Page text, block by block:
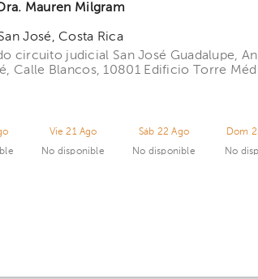
Mauren Milgram
José, Costa Rica
circuito judicial San José Guadalupe,
Calle Blancos, 10801 Edificio Torre
Vie 21 Ago
No disponible
Sáb 22 Ago
No disponible
Dom
No